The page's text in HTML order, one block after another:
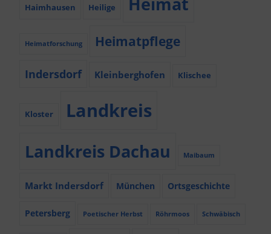
Haimhausen Heilige
Heimatforschung Heimatpflege
Indersdorf Kleinberghofen Klischee
Kloster Landkreis
Landkreis Dachau Maibaum
Markt Indersdorf München Ortsgeschichte
Petersberg Poetischer Herbst Röhrmoos Schwäbisch